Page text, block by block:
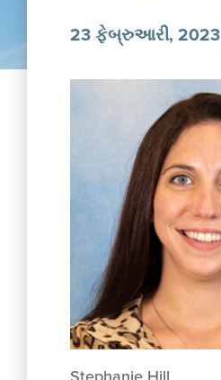
23 ફેબ્રુઆરી, 2023